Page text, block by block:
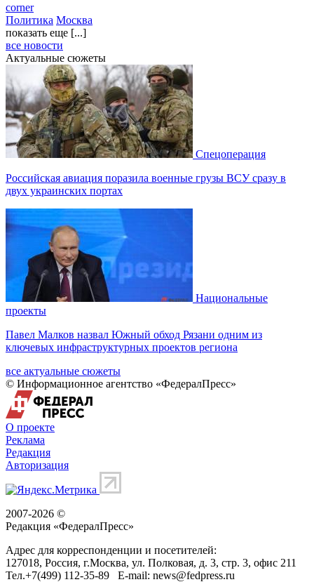
corner
Политика Москва
показать еще [...]
все новости
Актуальные сюжеты
Спецоперация
Российская авиация поразила военные грузы ВСУ сразу в
двух украинских портах
Национальные
проекты
Павел Малков назвал Южный обход Рязани одним из
ключевых инфраструктурных проектов региона
все актуальные сюжеты
© Информационное агентство «ФедералПресс»
О проекте
Реклама
Редакция
Авторизация
2007-2026 ©
Редакция «ФедералПресс»
Адрес для корреспонденции и посетителей:
127018, Россия, г.Москва, ул. Полковая, д. 3, стр. 3, офис 211
Тел.+7(499) 112-35-89 E-mail: news@fedpress.ru